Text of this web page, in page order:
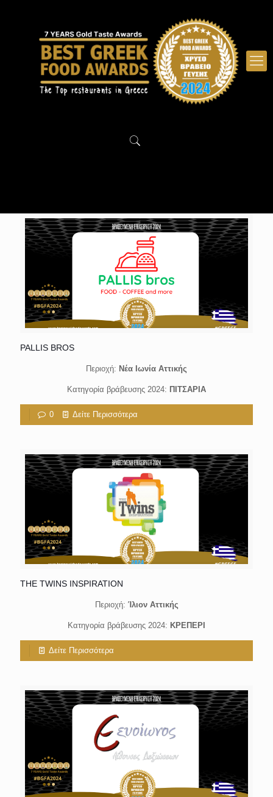
PALLIS BROS
Περιοχή: Νέα Ιωνία Αττικής
Κατηγορία βράβευσης 2024: ΠΙΤΣΑΡΙΑ
0 Δείτε Περισσότερα
THE TWINS INSPIRATION
Περιοχή: Ίλιον Αττικής
Κατηγορία βράβευσης 2024: ΚΡΕΠΕΡΙ
Δείτε Περισσότερα